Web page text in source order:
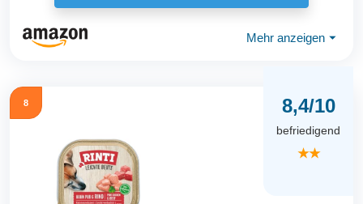
Mehr anzeigen ⏷
8 8,4/10
befriedigend
★★